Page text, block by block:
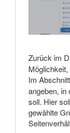
Zurück im
Im Abschnitt
angeben, in
soll. Hier
gewählte